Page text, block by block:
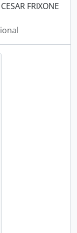
FRIXONE